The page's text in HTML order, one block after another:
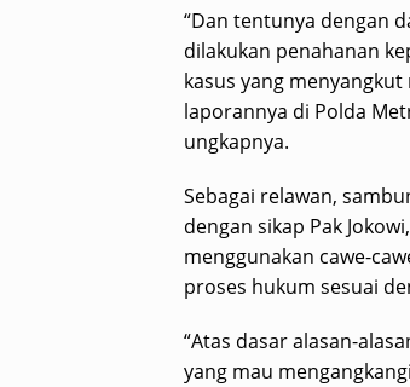
“Dan tentunya dengan
dilakukan penahanan
kasus yang
laporannya di Polda
ungkapnya.
Sebagai relawan,
dengan sikap Pak
menggunakan cawe-
proses hukum sesuai
“Atas dasar alasan-
yang mau